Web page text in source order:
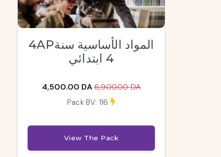
4APالمواد الأساسية سنة
4 ابتدائي
4,500.00 DA 6,900.00 DA
Pack BV: 116
View The Pack